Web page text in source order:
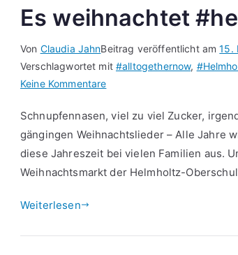
Es weihnachtet
Von Claudia JahnBeitrag veröffentlicht am15.
Verschlagwortet mit#alltogethernow,
Keine Kommentarezu
weihnachtet
#helmholtzstyle
Schnupfennasen, viel zu viel Zucker,
gängingen Weihnachtslieder – Alle Jahre
diese Jahreszeit bei vielen Familien aus.
Weihnachtsmarkt der Helmholtz-
Weiterlesen